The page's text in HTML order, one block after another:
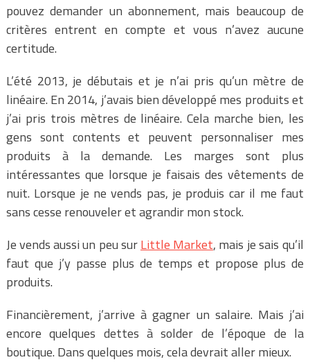
pouvez demander un abonnement, mais beaucoup de
critères entrent en compte et vous n’avez aucune
certitude.
L’été 2013, je débutais et je n’ai pris qu’un mètre de
linéaire. En 2014, j’avais bien développé mes produits et
j’ai pris trois mètres de linéaire. Cela marche bien, les
gens sont contents et peuvent personnaliser mes
produits à la demande. Les marges sont plus
intéressantes que lorsque je faisais des vêtements de
nuit. Lorsque je ne vends pas, je produis car il me faut
sans cesse renouveler et agrandir mon stock.
Je vends aussi un peu surLittle Market, mais je sais qu’il
faut que j’y passe plus de temps et propose plus de
produits.
Financièrement, j’arrive à gagner un salaire. Mais j’ai
encore quelques dettes à solder de l’époque de la
boutique. Dans quelques mois, cela devrait aller mieux.